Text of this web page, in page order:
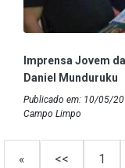
Imprensa Jovem
Daniel Munduruku
Publicado em: 10/05/
Campo Limpo
« << 1